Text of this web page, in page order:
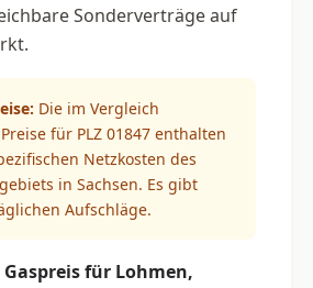
Sonderverträge auf
Die im Vergleich
für PLZ 01847 enthalten
Netzkosten des
in Sachsen. Es gibt
Aufschläge.
für Lohmen,